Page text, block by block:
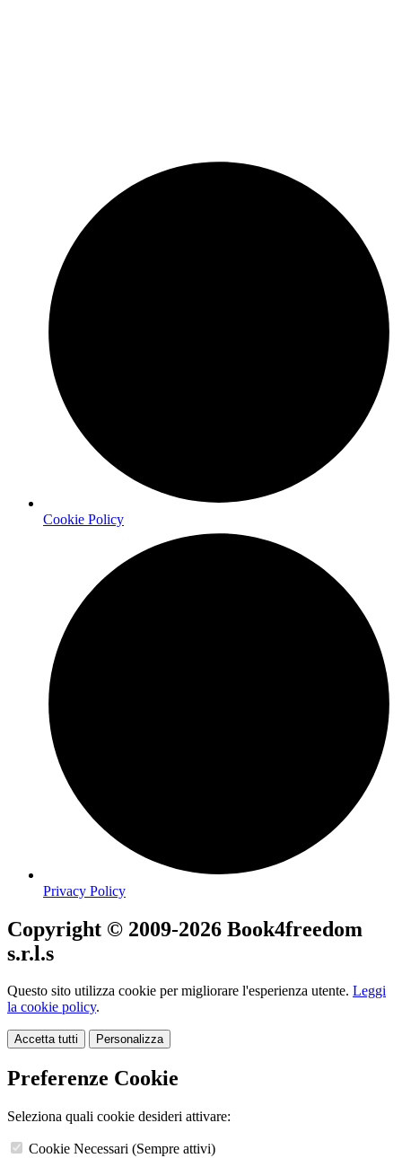
Cookie Policy
Privacy Policy
Copyright © 2009-2026 Book4freedom
s.r.l.s
Questo sito utilizza cookie per migliorare l'esperienza utente. Leggi
la cookie policy.
Accetta tutti Personalizza
Preferenze Cookie
Seleziona quali cookie desideri attivare:
Cookie Necessari (Sempre attivi)